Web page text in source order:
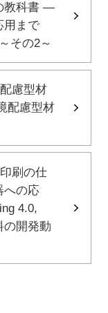
教科書 ―
まで
その2～
慮型材
配慮型材
刷の仕
への応
4.0,
の開発動